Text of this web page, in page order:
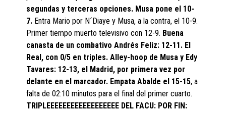
segundas y terceras opciones. Musa pone el 10-
7. Entra Mario por N´Diaye y Musa, a la contra, el 10-9.
Primer tiempo muerto televisivo con 12-9. Buena
canasta de un combativo Andrés Feliz: 12-11. El
Real, con 0/5 en triples. Alley-hoop de Musa y Edy
Tavares: 12-13, el Madrid, por primera vez por
delante en el marcador. Empata Abalde el 15-15, a
falta de 02:10 minutos para el final del primer cuarto.
TRIPLEEEEEEEEEEEEEEEEEE DEL FACU: POR FIN: